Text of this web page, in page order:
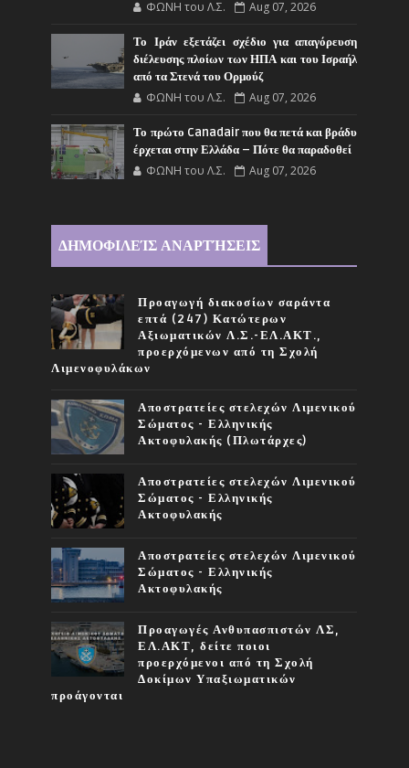
ΦΩΝΗ του Λ.Σ. Aug 07, 2026
Το Ιράν εξετάζει σχέδιο για απαγόρευση
διέλευσης πλοίων των ΗΠΑ και του Ισραήλ
από τα Στενά του Ορμούζ
ΦΩΝΗ του Λ.Σ. Aug 07, 2026
Το πρώτο Canadair που θα πετά και βράδυ
έρχεται στην Ελλάδα – Πότε θα παραδοθεί
ΦΩΝΗ του Λ.Σ. Aug 07, 2026
ΔΗΜΟΦΙΛΕΊΣ ΑΝΑΡΤΉΣΕΙΣ
Προαγωγή διακοσίων σαράντα
επτά (247) Κατώτερων
Αξιωματικών Λ.Σ.-ΕΛ.ΑΚΤ.,
προερχόμενων από τη Σχολή
Λιμενοφυλάκων
Αποστρατείες στελεχών Λιμενικού
Σώματος - Ελληνικής
Ακτοφυλακής (Πλωτάρχες)
Αποστρατείες στελεχών Λιμενικού
Σώματος - Ελληνικής
Ακτοφυλακής
Αποστρατείες στελεχών Λιμενικού
Σώματος - Ελληνικής
Ακτοφυλακής
Προαγωγές Ανθυπασπιστών ΛΣ,
ΕΛ.ΑΚΤ, δείτε ποιοι
προερχόμενοι από τη Σχολή
Δοκίμων Υπαξιωματικών
προάγονται